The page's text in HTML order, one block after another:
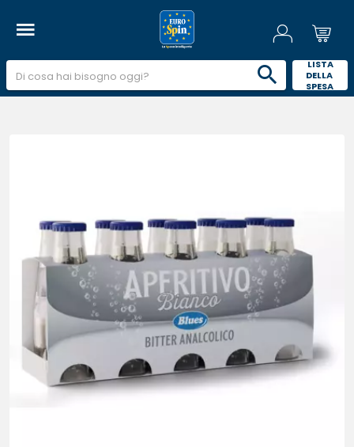
LISTA
DELLA
SPESA